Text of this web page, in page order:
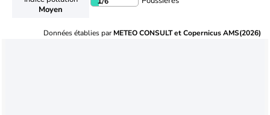
Moyen
Données établies parMETEO CONSULT et Copernicus AMS(2026)